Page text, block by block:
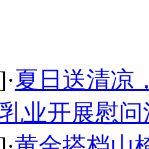
·夏日送清凉
业开展慰问